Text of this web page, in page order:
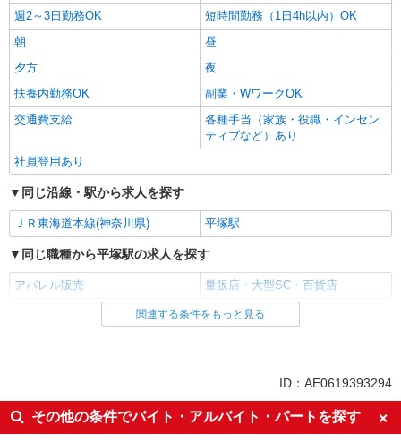
週2～3日勤務OK
短時間勤務（1日4h以内）OK
朝
昼
夕方
夜
扶養内勤務OK
副業・WワークOK
交通費支給
各種手当（家族・役職・インセン
ティブなど）あり
社員登用あり
同じ沿線・駅から求人を探す
ＪＲ東海道本線(神奈川県) 平塚駅
同じ職種から平塚駅の求人を探す
アパレル販売 量販店・大型SC・百貨店
同じ雇用形態から平塚駅の求人を探す
未経験歓迎
経験者・有資格者歓迎
週2～3日勤務OK
短時間勤務（1日4h以内）OK
関連する条件をもっと見る
ID：AE0619393294
その他の条件でバイト・アルバイト・パートを探す